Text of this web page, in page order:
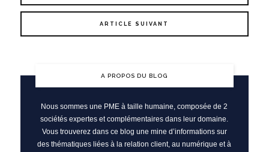
ARTICLE SUIVANT
A PROPOS DU BLOG
Nous sommes une PME à taille humaine, composée de 2
sociétés expertes et complémentaires dans leur domaine.
Vous trouverez dans ce blog une mine d’informations sur
des thématiques liées à la relation client, au numérique et à